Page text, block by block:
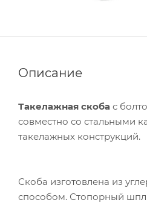
Описание
Такелажная скоба с
совместно со стальными
такелажных конструкций.
Скоба изготовлена из
способом. Стопорный